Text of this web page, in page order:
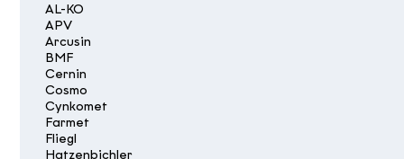
AL-KO
APV
Arcusin
BMF
Cernin
Cosmo
Cynkomet
Farmet
Fliegl
Hatzenbichler